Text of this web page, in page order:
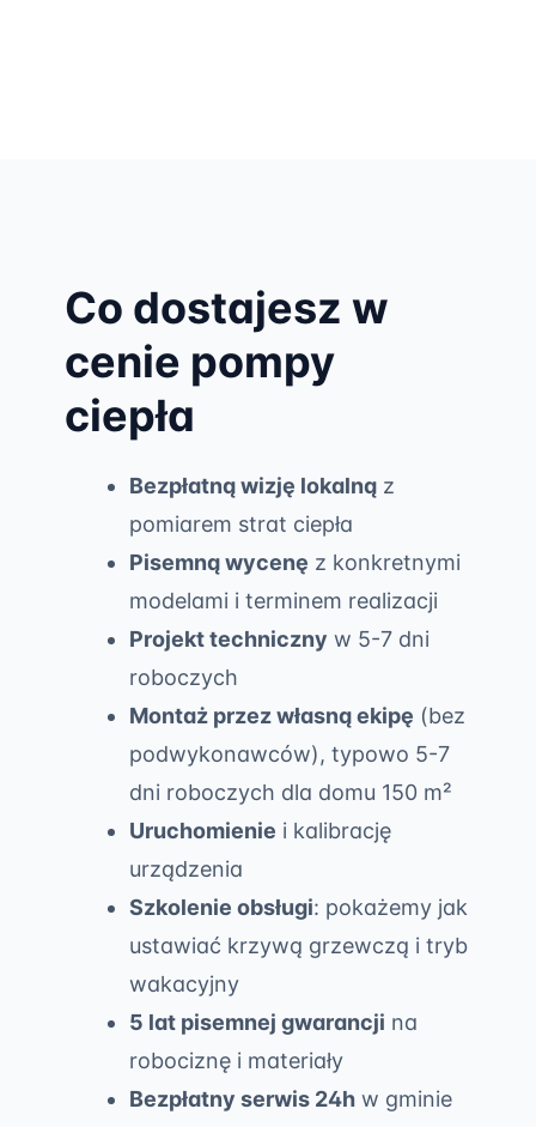
Co dostajesz w
cenie pompy
ciepła
Bezpłatną wizję lokalną z
pomiarem strat ciepła
Pisemną wycenę z konkretnymi
modelami i terminem realizacji
Projekt techniczny w 5-7 dni
roboczych
Montaż przez własną ekipę (bez
podwykonawców), typowo 5-7
dni roboczych dla domu 150 m²
Uruchomienie i kalibrację
urządzenia
Szkolenie obsługi: pokażemy jak
ustawiać krzywą grzewczą i tryb
wakacyjny
5 lat pisemnej gwarancji na
robociznę i materiały
Bezpłatny serwis 24h w gminie